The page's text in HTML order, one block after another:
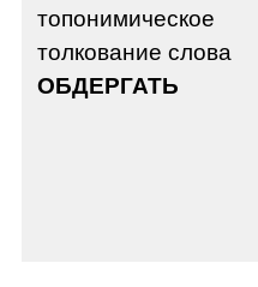
топонимическое
толкование слова
ОБДЕРГАТЬ